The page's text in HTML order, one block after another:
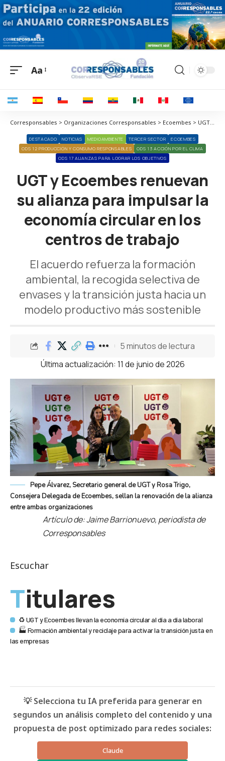
Aa
Corresponsables > Organizaciones Corresponsables > Ecoembes > UGT y Ecoembes renuevan su alianza para impulsar la economía circular en los centros de trabajo
DESTACADO NOTICIAS MEDIOAMBIENTE TERCER SECTOR
ECOEMBES
ODS 12 PRODUCCIÓN Y CONSUMO RESPONSABLES
ODS 13 ACCIÓN POR EL CLIMA
ODS 17 ALIANZAS PARA LOGRAR LOS OBJETIVOS
UGT y Ecoembes renuevan
su alianza para impulsar la
economía circular en los
centros de trabajo
El acuerdo refuerza la formación
ambiental, la recogida selectiva de
envases y la transición justa hacia un
modelo productivo más sostenible
Última actualización: 11 de junio de 2026
5 minutos de lectura
Pepe Álvarez, Secretario general de UGT y Rosa Trigo,
Consejera Delegada de Ecoembes, sellan la renovación de la alianza
entre ambas organizaciones
Artículo de: Jaime Barrionuevo, periodista de
Corresponsables
Escuchar
Titulares
♻️ UGT y Ecoembes llevan la economía circular al día a día laboral
🏭 Formación ambiental y reciclaje para activar la transición justa en
las empresas
💡 Selecciona tu IA preferida para generar en
segundos un análisis completo del contenido y una
propuesta de post optimizado para redes sociales:
Claude